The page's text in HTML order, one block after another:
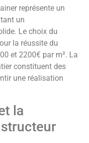
représente un
un
Le choix du
la réussite du
et 2200€ par m². La
constituent des
une réalisation
la